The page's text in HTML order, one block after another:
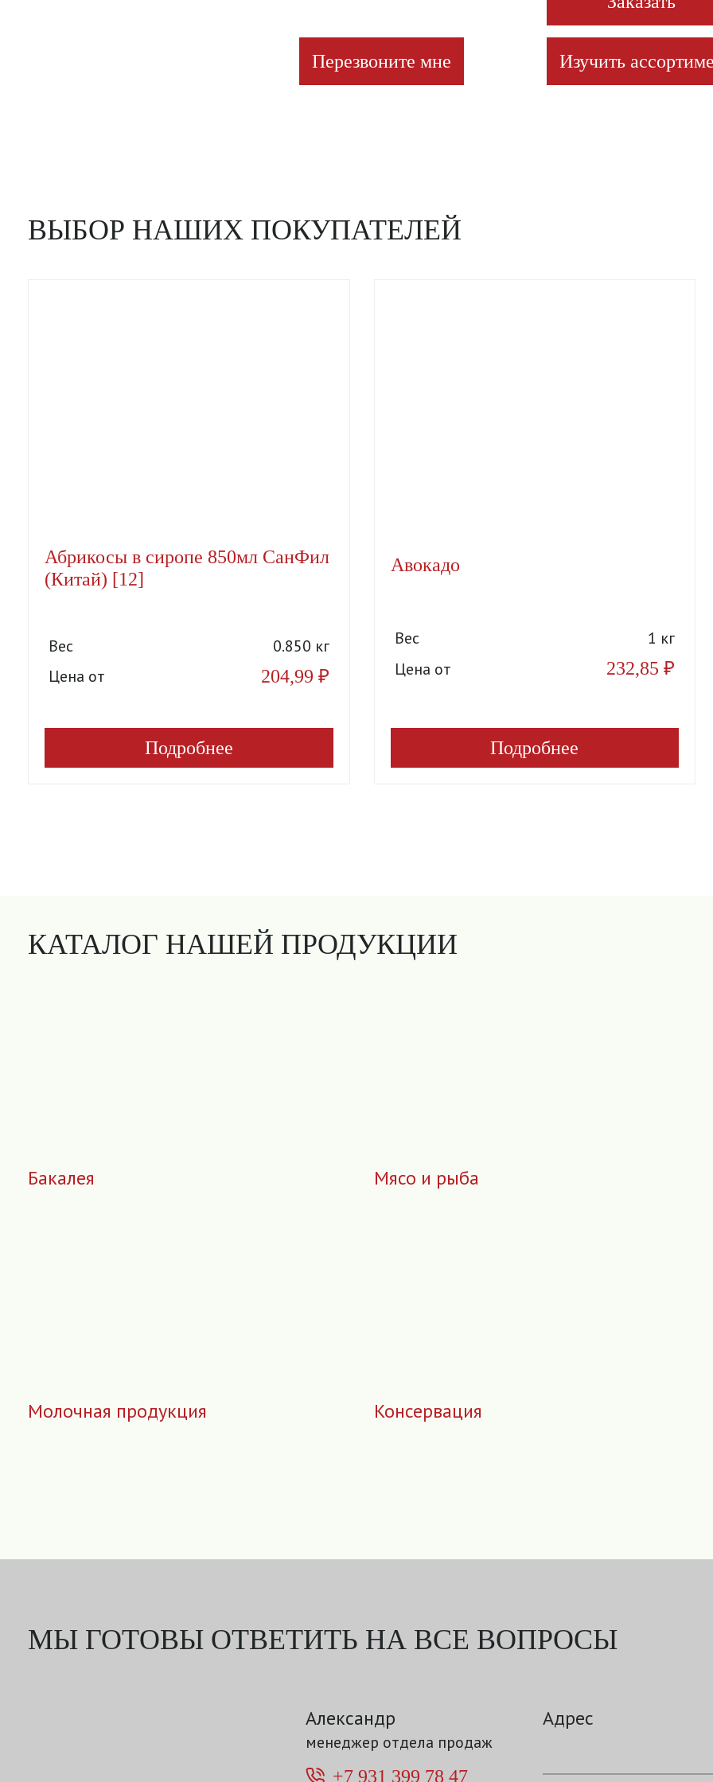
Перезвоните мне Изучить
ВЫБОР НАШИХ ПОКУПАТЕЛЕЙ
Абрикосы в сиропе 850мл СанФил
(Китай) [12]
Вес
0.850 кг
Цена от
204,99 ₽
Подробнее
Авокадо
Вес
1 кг
Цена от
232,85₽
Подробнее
КАТАЛОГ НАШЕЙ ПРОДУКЦИИ
Бакалея Мясо и рыба
Молочная продукция Консервация
МЫ ГОТОВЫ ОТВЕТИТЬ НА ВСЕ ВОПРОСЫ
Александр
менеджер отдела продаж
+7 931 399 78 47
Адрес